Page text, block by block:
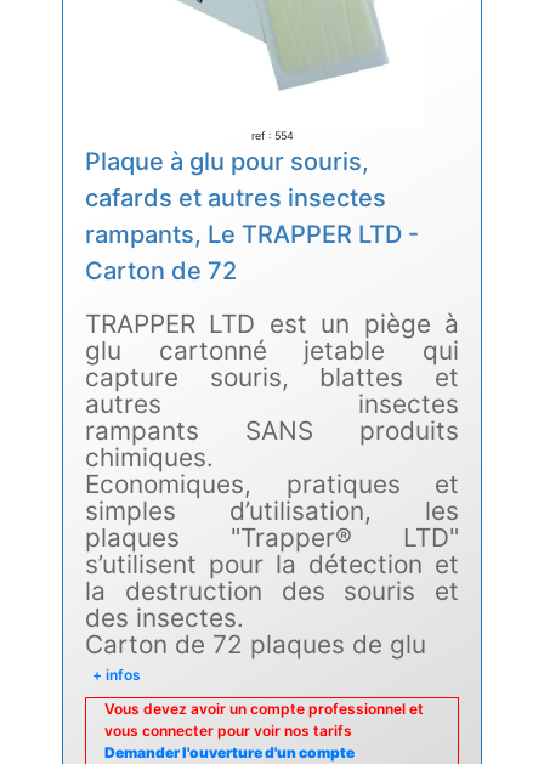
ref : 554
Plaque à glu pour souris,
cafards et autres insectes
rampants, Le TRAPPER LTD -
Carton de 72
TRAPPER LTD est un piège à
glu cartonné jetable qui
capture souris, blattes et
autres insectes
rampants SANS produits
chimiques.
Economiques, pratiques et
simples d’utilisation, les
plaques "Trapper® LTD"
s’utilisent pour la détection et
la destruction des souris et
des insectes.
Carton de 72 plaques de glu
+ infos
Vous devez avoir un compte professionnel et
vous connecter pour voir nos tarifs
Demander l'ouverture d'un compte